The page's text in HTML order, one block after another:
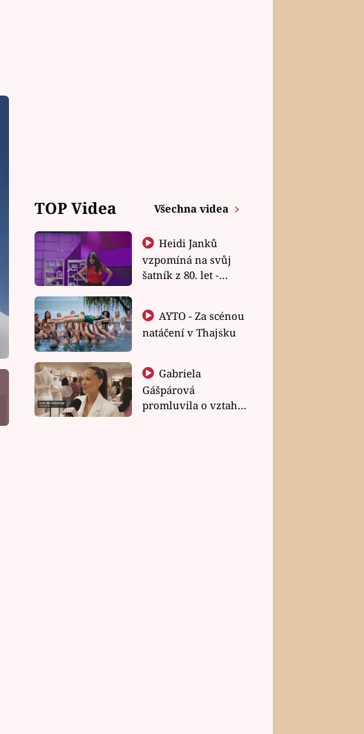
TOP Videa Všechna videa
Heidi Janků
vzpomíná na svůj
šatník z 80. let -
natáčení v Thajsku
Gabriela
Gášpárová
promluvila o vztahu